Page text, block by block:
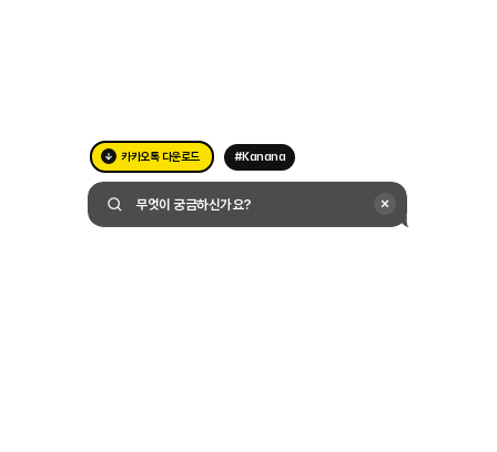
카카오톡 다운로드 #Kanana